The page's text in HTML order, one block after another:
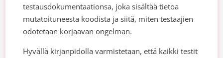
testausdokumentaationsa, joka sisältää tietoa
mutatoituneesta koodista ja siitä, miten testaajien
odotetaan korjaavan ongelman.
Hyvällä kirjanpidolla varmistetaan, että kaikki testit